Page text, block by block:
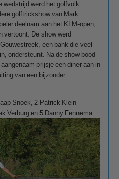
wedstrijd werd het golfvolk
golftrickshow van Mark
deelnam aan het KLM-open,
vertoont. De show werd
een bank die veel
ondersteunt. Na de show bood
prijsje een diner aan in
van een bijzonder
Snoek, 2 Patrick Klein
Verburg en 5 Danny Fennema